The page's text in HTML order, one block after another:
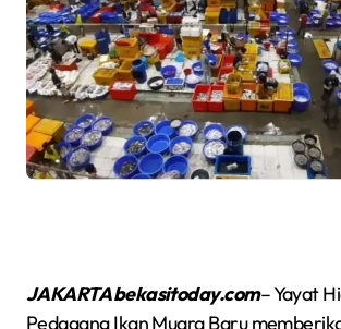
JAKARTA bekasitoday.com– Yayat
Pedagang Ikan Muara Baru